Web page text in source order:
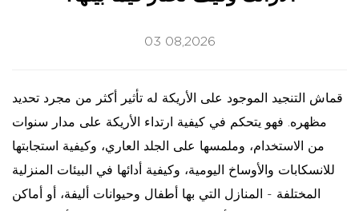
03 08,2026
قماش التنجيد الموجود على الأريكة له تأثير أكثر من مجرد تحديد
مظهره. فهو يتحكم في كيفية ارتداء الأريكة على مدار سنوات
من الاستخدام، وملمسها على الجلد العاري، وكيفية استجابتها
للانسكابات والأوساخ اليومية، وكيفية أدائها في البيئات المنزلية
المختلفة - المنازل التي بها أطفال وحيوانات أليفة، أو أماكن